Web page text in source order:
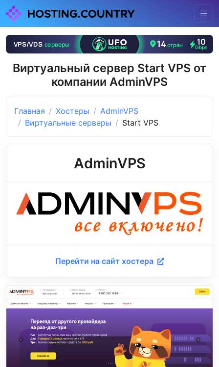
Виртуальный сервер Start VPS от
компании AdminVPS
Главная Хостеры
AdminVPS
Виртуальные серверы
Start VPS
AdminVPS
Перейти на сайт хостера